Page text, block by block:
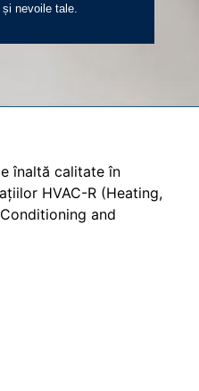
nevoile tale.
înaltă calitate în
HVAC-R (Heating,
and